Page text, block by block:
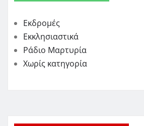
Εκδρομές
Εκκλησιαστικά
Ράδιο Μαρτυρία
Χωρίς κατηγορία